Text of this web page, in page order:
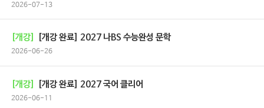
2026-07-13
[개강] [개강 완료] 2027 나BS 수능완성 문학
2026-06-26
[개강] [개강 완료] 2027 국어 클리어
2026-06-11